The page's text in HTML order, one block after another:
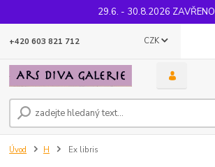
29.6. - 30.8.2026 ZAVŘENO
CZK
+420 603 821 712
Úvod H Ex libris